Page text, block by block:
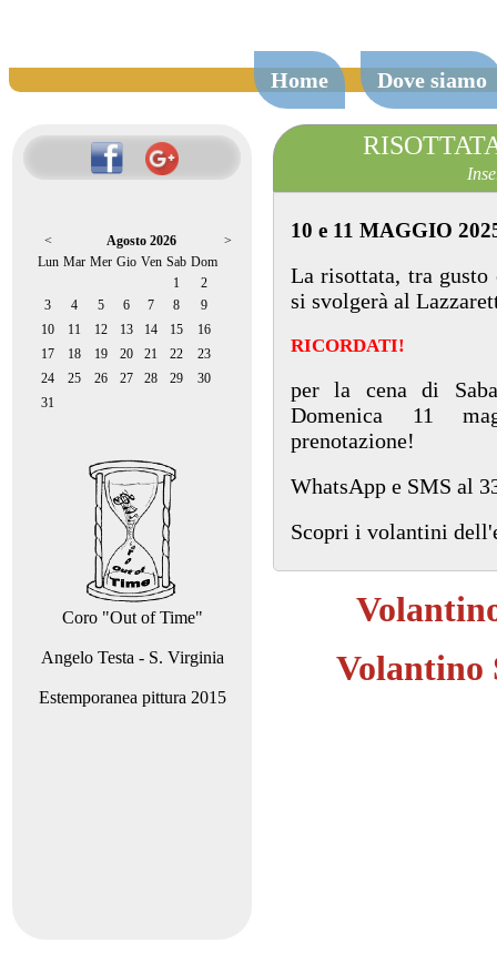
Home Dove siamo
< Agosto 2026
>
Lun Mar Mer Gio Ven Sab Dom
1
2
3
4 5 6 7 8
9
10
11 12 13 14 15
16
17
18 19 20 21 22
23
24
25 26 27 28 29
30
31
Coro "Out of Time"
Angelo Testa - S. Virginia
Estemporanea pittura 2015
10 e 11 MAGGIO
La risottata, tra gusto
si svolgerà al
RICORDATI!
per la cena di
Domenica 11
prenotazione!
WhatsApp e SMS al
Scopri i volantini
Volantino